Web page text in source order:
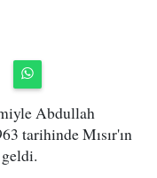
Abdullah
tarihinde Mısır'ın